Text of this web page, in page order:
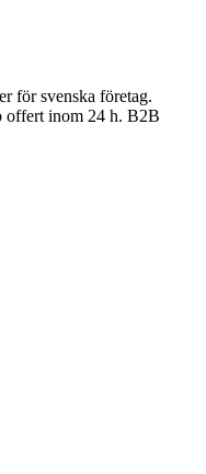
för svenska företag.
offert inom 24 h. B2B